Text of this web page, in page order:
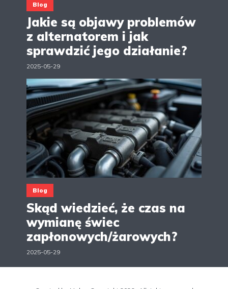
Blog
Jakie są objawy problemów
z alternatorem i jak
sprawdzić jego działanie?
2025-05-29
Blog
Skąd wiedzieć, że czas na
wymianę świec
zapłonowych/żarowych?
2025-05-29